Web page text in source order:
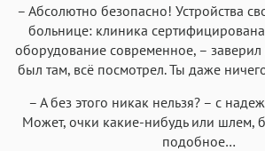
– Абсолютно безопасно! Устройства
больнице: клиника
оборудование современное, –
был там, всё посмотрел. Ты даже
– А без этого никак нельзя? – с
Может, очки какие-нибудь или шлем,
подобное…